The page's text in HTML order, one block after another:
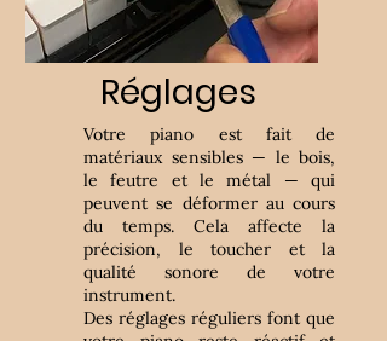
Réglages
Votre piano est fait de
matériaux sensibles — le bois,
le feutre et le métal — qui
peuvent se déformer au cours
du temps. Cela affecte la
précision, le toucher et la
qualité sonore de votre
instrument.
Des réglages réguliers font que